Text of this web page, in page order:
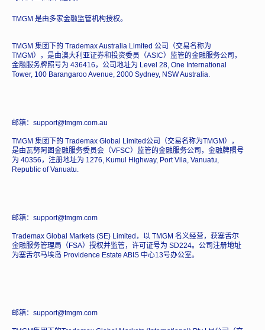
TMGM 是由多家金融监管机构授权。
TMGM 集团下的 Trademax Australia Limited 公司（交易名称为
TMGM），是由澳大利亚证券和投资委员（ASIC）监管的金融服务公司，
金融服务牌照号为 436416，公司地址为 Level 28, One International
Tower, 100 Barangaroo Avenue, 2000 Sydney, NSW Australia.
邮箱：support@tmgm.com.au
TMGM 集团下的 Trademax Global Limited公司（交易名称为TMGM），
是由瓦努阿图金融服务委员会（VFSC）监管的金融服务公司，金融牌照号
为 40356，注册地址为 1276, Kumul Highway, Port Vila, Vanuatu,
Republic of Vanuatu.
邮箱：support@tmgm.com
Trademax Global Markets (SE) Limited，以 TMGM 名义经营，获塞舌尔
金融服务管理局（FSA）授权并监管，许可证号为 SD224。公司注册地址
为塞舌尔马埃岛 Providence Estate ABIS 中心13号办公室。
邮箱：support@tmgm.com